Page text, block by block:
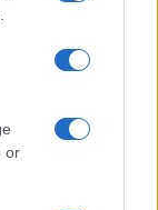
or
zaradi sanacije
občinske ceste v